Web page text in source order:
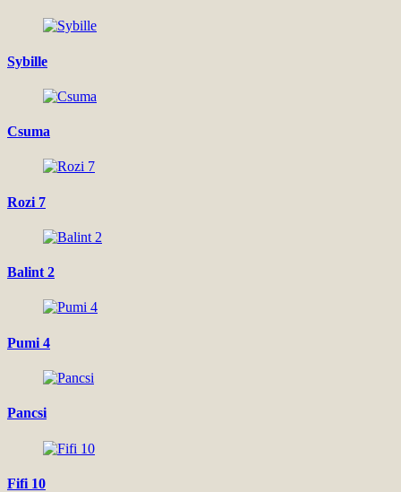
Sybille
Csuma
Rozi 7
Balint 2
Pumi 4
Pancsi
Fifi 10